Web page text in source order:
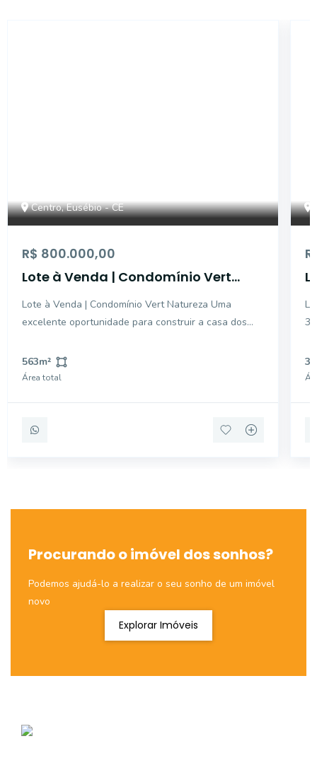
Centro, Eusébio - CE
R$ 800.000,00
Lote à Venda | Condomínio Vert
Lote à Venda | Condomínio Vert Natureza Uma
excelente oportunidade para construir a casa dos
tranquilidade e contato com a natureza. Localizado
em uma região valorizada, o lote oferece o espaço
563m²
Área total
Procurando o imóvel dos sonhos?
Podemos ajudá-lo a realizar o seu sonho de um imóvel
novo
Explorar Imóveis